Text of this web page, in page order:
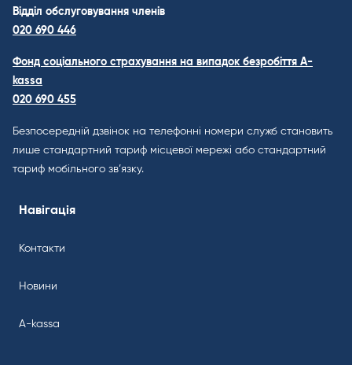
Відділ обслуговування членів
020 690 446
Фонд соціального страхування на випадок безробіття A-
kassa
020 690 455
Безпосередній дзвінок на телефонні номери служб становить
лише стандартний тариф місцевої мережі або стандартний
тариф мобільного зв’язку.
Навігація
Контакти
Новини
A-kassa